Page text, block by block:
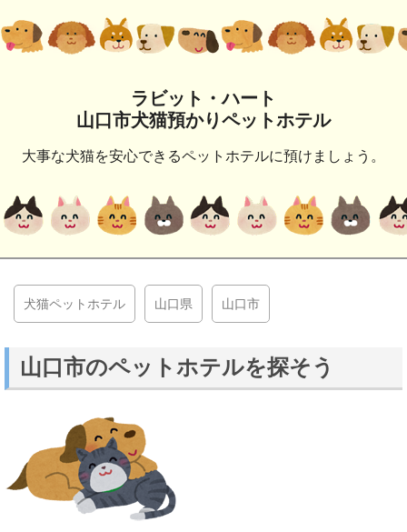
ラビット・ハート
山口市犬猫預かりペットホテル
大事な犬猫を安心できるペットホテルに預けましょう。
犬猫ペットホテル 山口県 山口市
山口市のペットホテルを探そう